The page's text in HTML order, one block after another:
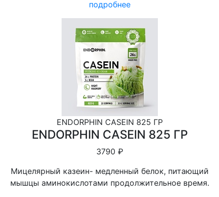
подробнее
ENDORPHIN CASEIN 825 ГР
ENDORPHIN CASEIN 825 ГР
3790 ₽
Мицелярный казеин- медленный белок, питающий
мышцы аминокислотами продолжительное время.